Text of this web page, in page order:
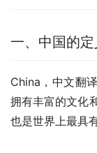
一、中国的定
China，中文翻
拥有丰富的文化
也是世界上最具